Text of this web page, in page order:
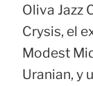
Oliva Jazz
Crysis, el
Modest
Uranian, y